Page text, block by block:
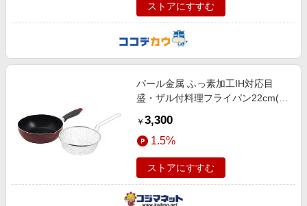
ストアにすすむ
パール金属 ふっ素加工IH対応目
盛・ザル付料理フライパン22cm(レ
￥ 3,300
1.5%
ストアにすすむ